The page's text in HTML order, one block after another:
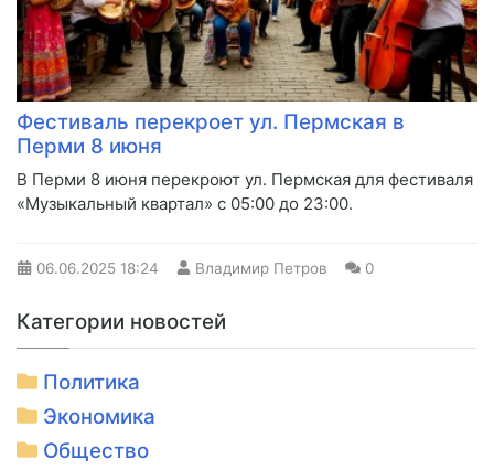
Фестиваль перекроет ул. Пермская в
Перми 8 июня
В Перми 8 июня перекроют ул. Пермская для фестиваля
«Музыкальный квартал» с 05:00 до 23:00.
06.06.2025 18:24 Владимир Петров 0
Категории новостей
Политика
Экономика
Общество